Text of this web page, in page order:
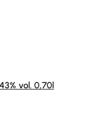
5 Sternen
vol. 0,70l